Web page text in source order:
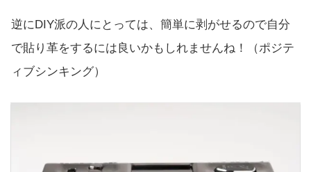
逆にDIY派の人にとっては、簡単に剥がせるので自分
で貼り革をするには良いかもしれませんね！（ポジテ
ィブシンキング）